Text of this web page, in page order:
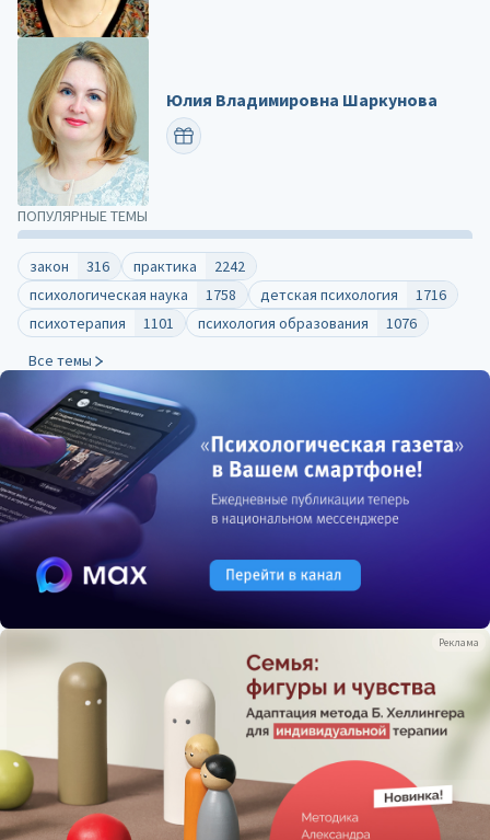
Реклама
ПОПУЛЯРНЫЕ ТЕМЫ
закон 316 практика
2242
психологическая наука
1758 детская психология
1716
психотерапия
1101 психология образования
1076
Все темы
Юлия Владимировна Шаркунова
ПОЗДРАВИТЬ